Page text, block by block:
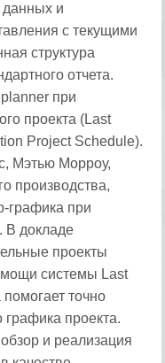
данных и
с текущими
структура
отчета.
при
проекта (Last
Project Schedule).
Мэтью Морроу,
производства,
графика при
В докладе
проекты
системы Last
помогает точно
проекта.
и реализация